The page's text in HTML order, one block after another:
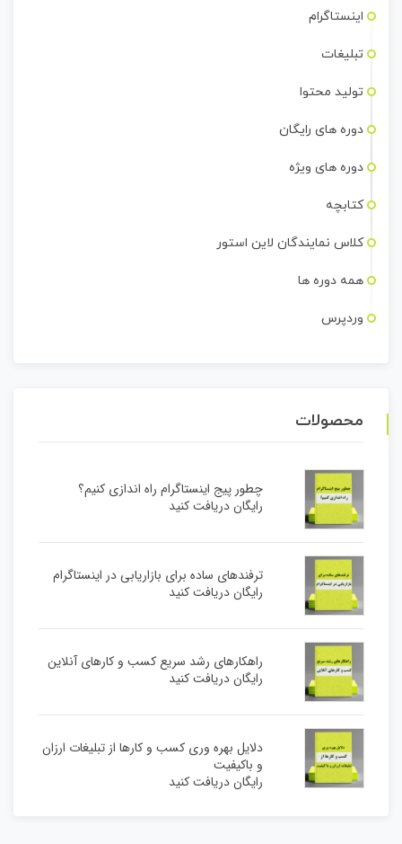
اینستاگرام
تبلیغات
تولید محتوا
دوره های رایگان
دوره های ویژه
کتابچه
کلاس نمایندگان لاین استور
همه دوره ها
وردپرس
محصولات
چطور پیج اینستاگرام راه اندازی کنیم؟
رایگان دریافت کنید
ترفندهای ساده برای بازاریابی در اینستاگرام
رایگان دریافت کنید
راهکارهای رشد سریع کسب و کارهای آنلاین
رایگان دریافت کنید
دلایل بهره وری کسب و کارها از تبلیغات ارزان
و باکیفیت
رایگان دریافت کنید